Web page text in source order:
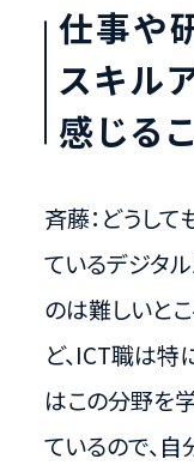
仕事や
スキル
感じる
斉藤：どうし
ているデジタ
のは難しいと
ど、ICT職は特
はこの分野を
ているので、